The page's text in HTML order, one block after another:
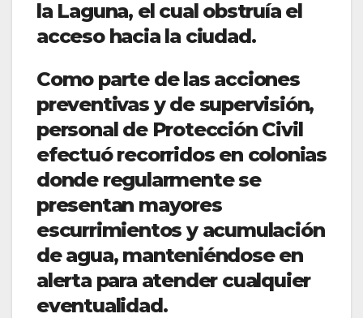
la Laguna, el cual obstruía el
acceso hacia la ciudad.
Como parte de las acciones
preventivas y de supervisión,
personal de Protección Civil
efectuó recorridos en colonias
donde regularmente se
presentan mayores
escurrimientos y acumulación
de agua, manteniéndose en
alerta para atender cualquier
eventualidad.